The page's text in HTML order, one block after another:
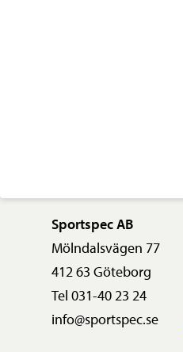
Sportspec AB
Mölndalsvägen 77
412 63 Göteborg
Tel 031-40 23 24
info@sportspec.se